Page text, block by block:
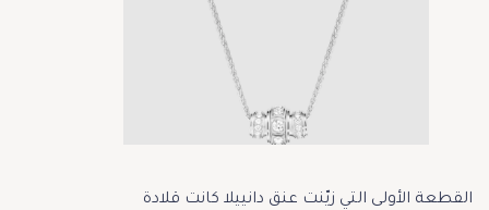
القطعة الأولى التي زيّنت عنق دانييلا كانت قلادة